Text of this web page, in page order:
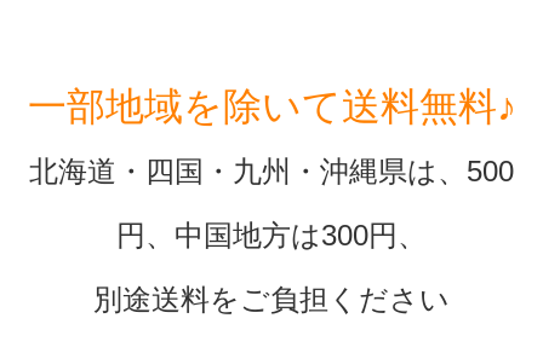
一部地域を除いて送料無料♪
北海道・四国・九州・沖縄県は、500
円、中国地方は300円、
別途送料をご負担ください